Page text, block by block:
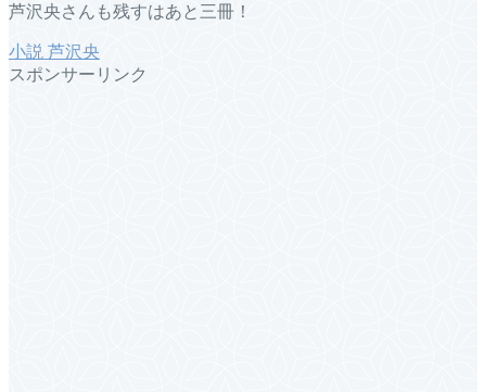
芦沢央さんも残すはあと三冊！
小説 芦沢央
スポンサーリンク